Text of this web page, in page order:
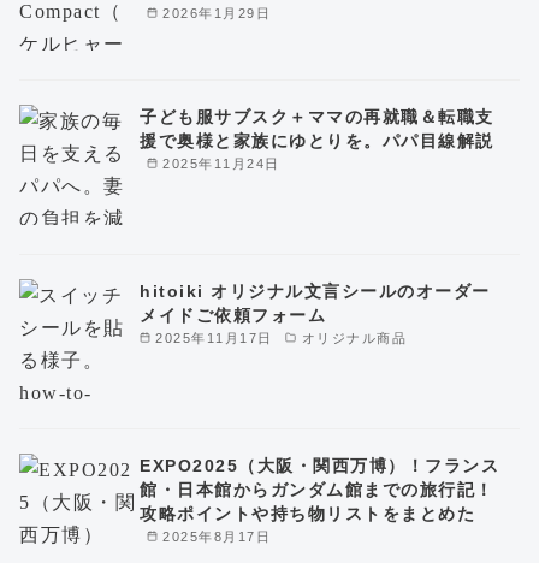
2026年1月29日
2025年11月24日
子ども服サブスク＋ママの再就職＆転職支
援で奥様と家族にゆとりを。パパ目線解説
2025年11月17日 オリジナル商品
hitoiki オリジナル文言シールのオーダー
メイドご依頼フォーム
2025年8月17日
EXPO2025（大阪・関西万博）！フランス
館・日本館からガンダム館までの旅行記！
攻略ポイントや持ち物リストをまとめた